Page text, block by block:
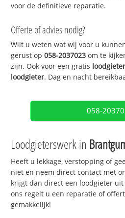
voor de definitieve reparatie.
Offerte of advies nodig?
Wilt u weten wat wij voor u
gerust op058-2037023 om te
zijn. Ook voor een gratis loodgieter
loodgieter. Dag en nacht
058-
Loodgieterswerk in
Heeft u lekkage, verstopping of
niet en neem direct contact met
krijgt dan direct een loodgieter uit
ons regelt u een reparatie of
gemakkelijk!